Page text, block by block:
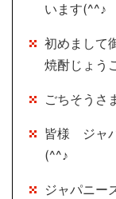
います(^^♪
初めまして
焼酎じょう
ごちそうさ
皆様 ジャ
(^^♪
ジャパニー